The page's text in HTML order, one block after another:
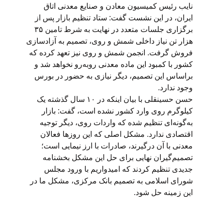
نایب رئیس کمیسیون معادن و صنایع معدنی اتاق
ایران، در این نشست گفت: ستاد تنظیم بازار پس از
برگزاری جلسات متعدد در نهایت به شرط تامین ۳۵
هزار تن نیاز داخلی شمش و روی، تصمیم به آزادسازی
فروش گرفت. انجمن شمش و روی نیز تعهد کرده که
کشور با کمبود این ماده معدنی روبه‌رو نخواهد شد و
براساس این تصمیم، دیگر نیازی به حضور در بورس
وجود ندارد.
حسن حسینقلی با بیان اینکه در ۱۰ سال گذشته یک
کیلوگرم روی وارد کشور نشده است، گفت: بازار
به‌گونه‌ای تنظیم شده که واردات روی، دیگر توجیه
اقتصادی ندارد. مشکل اصلی که این روزها فعالان
معدنی با آن درگیرند، صادرات با ارز نیمایی است؛
تصمیم‌گیران نهایی برای حل این مشکل بخشنامه
جدیدی تنظیم کردند که امیدواریم با ورود مجلس
شورای اسلامی به تصمیم بانک مرکزی، مشکل ما در
این زمینه حل شود.